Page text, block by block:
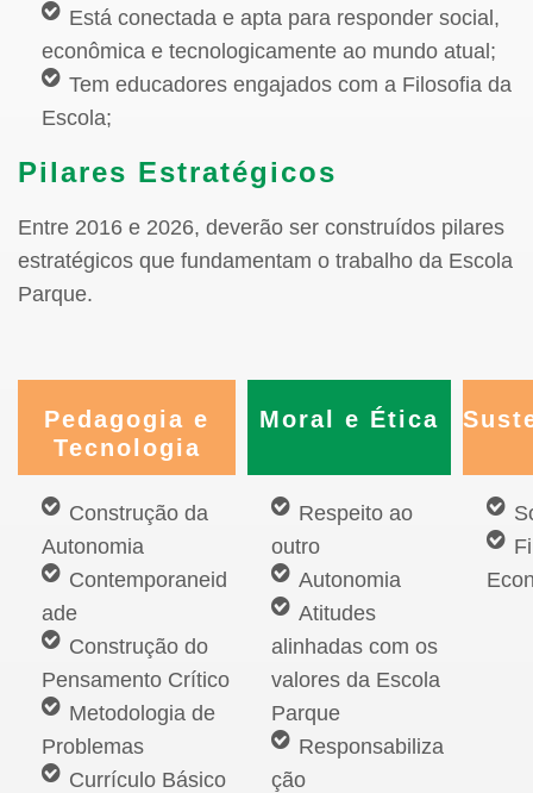
Está conectada e apta para responder social,
econômica e tecnologicamente ao mundo atual;
Tem educadores engajados com a Filosofia da
Escola;
Pilares Estratégicos
Entre 2016 e 2026, deverão ser construídos pilares
estratégicos que fundamentam o trabalho da Escola
Parque.
Pedagogia e
Tecnologia
Construção da
Autonomia
Contemporaneid
ade
Construção do
Pensamento Crítico
Metodologia de
Problemas
Currículo Básico
Moral e Ética
Respeito ao
outro
Autonomia
Atitudes
alinhadas com os
valores da Escola
Parque
Responsabiliza
ção